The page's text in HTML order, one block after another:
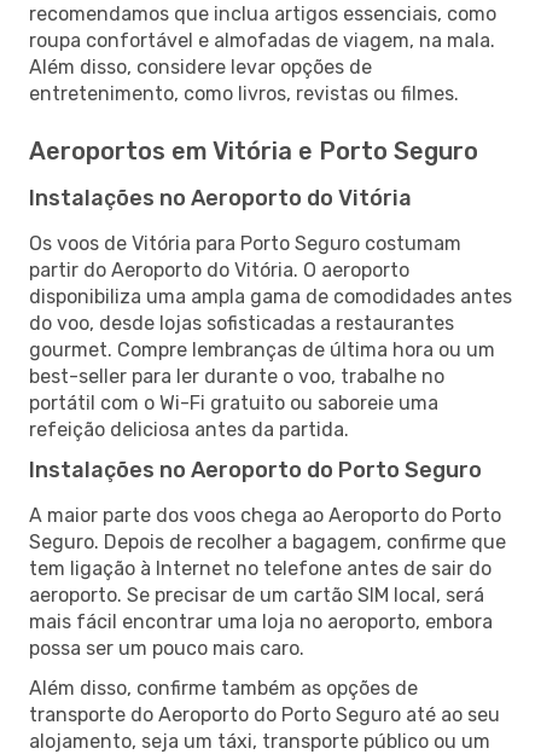
recomendamos que inclua artigos essenciais, como
roupa confortável e almofadas de viagem, na mala.
Além disso, considere levar opções de
entretenimento, como livros, revistas ou filmes.
Aeroportos em Vitória e Porto Seguro
Instalações no Aeroporto do Vitória
Os voos de Vitória para Porto Seguro costumam
partir do Aeroporto do Vitória. O aeroporto
disponibiliza uma ampla gama de comodidades antes
do voo, desde lojas sofisticadas a restaurantes
gourmet. Compre lembranças de última hora ou um
best-seller para ler durante o voo, trabalhe no
portátil com o Wi-Fi gratuito ou saboreie uma
refeição deliciosa antes da partida.
Instalações no Aeroporto do Porto Seguro
A maior parte dos voos chega ao Aeroporto do Porto
Seguro. Depois de recolher a bagagem, confirme que
tem ligação à Internet no telefone antes de sair do
aeroporto. Se precisar de um cartão SIM local, será
mais fácil encontrar uma loja no aeroporto, embora
possa ser um pouco mais caro.
Além disso, confirme também as opções de
transporte do Aeroporto do Porto Seguro até ao seu
alojamento, seja um táxi, transporte público ou um